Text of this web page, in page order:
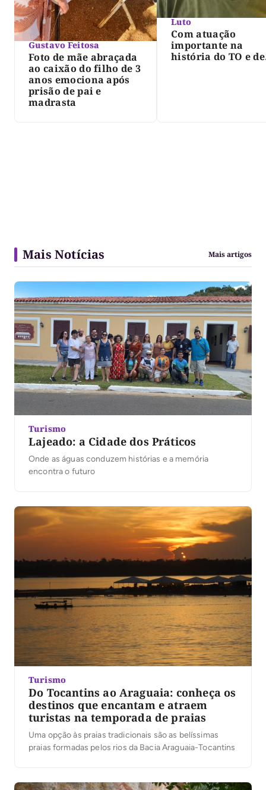
Gustavo Feitosa
Foto de mãe abraçada
ao caixão do filho de 3
anos emociona após
prisão de pai e
madrasta
Luto
Com atuação
importante na
história do TO e de
Mais Notícias Mais artigos
Turismo
Lajeado: a Cidade dos Práticos
Onde as águas conduzem histórias e a memória
encontra o futuro
Turismo
Do Tocantins ao Araguaia: conheça os
destinos que encantam e atraem
turistas na temporada de praias
Uma opção às praias tradicionais são as belíssimas
praias formadas pelos rios da Bacia Araguaia-Tocantins